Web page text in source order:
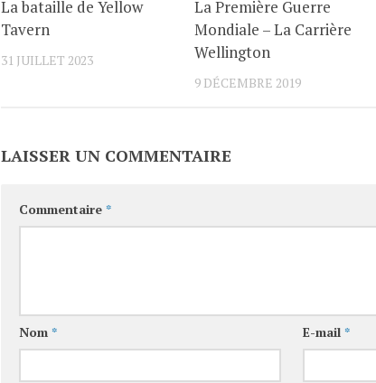
La bataille de Yellow
Tavern
31 JUILLET 2023
La Première Guerre
Mondiale – La Carrière
Wellington
9 DÉCEMBRE 2019
LAISSER UN COMMENTAIRE
Commentaire *
Nom * E-mail *